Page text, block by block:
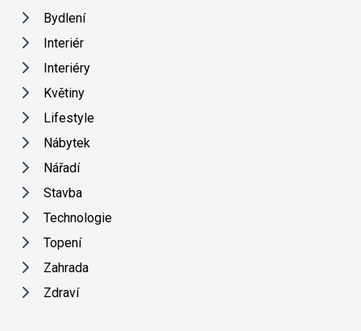
Bydlení
Interiér
Interiéry
Květiny
Lifestyle
Nábytek
Nářadí
Stavba
Technologie
Topení
Zahrada
Zdraví